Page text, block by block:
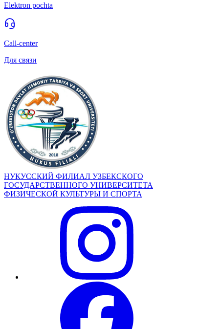
Elektron pochta
Call-center
Для связи
НУКУССКИЙ ФИЛИАЛ УЗБЕКСКОГО
ГОСУДАРСТВЕННОГО УНИВЕРСИТЕТА
ФИЗИЧЕСКОЙ КУЛЬТУРЫ И СПОРТА